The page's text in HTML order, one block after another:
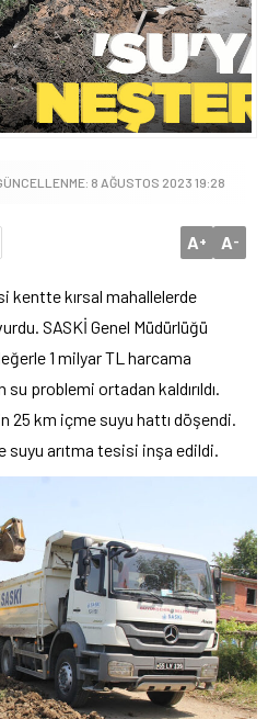
8 AĞUSTOS 2023 19:28
A+ A-
kentte kırsal mahallelerde
SASKİ Genel Müdürlüğü
1 milyar TL harcama
problemi ortadan kaldırıldı.
25 km içme suyu hattı döşendi.
arıtma tesisi inşa edildi.